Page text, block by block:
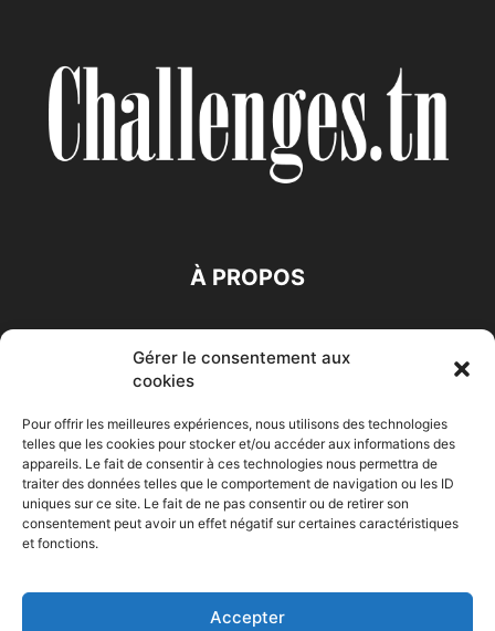
Gérer le consentement aux
cookies
Pour offrir les meilleures expériences, nous utilisons des technologies
telles que les cookies pour stocker et/ou accéder aux informations des
appareils. Le fait de consentir à ces technologies nous permettra de
traiter des données telles que le comportement de navigation ou les ID
uniques sur ce site. Le fait de ne pas consentir ou de retirer son
consentement peut avoir un effet négatif sur certaines caractéristiques
et fonctions.
Accepter
À PROPOS
Accueil Economie Entreprises Entrepreneur
Maghreb